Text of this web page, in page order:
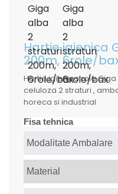
Hartie igienica
200m, 6role/
Hartie igienica rola
celuloza 2 straturi ,
horeca si industrial
Fisa tehnica
Modalitate Ambalare
Material